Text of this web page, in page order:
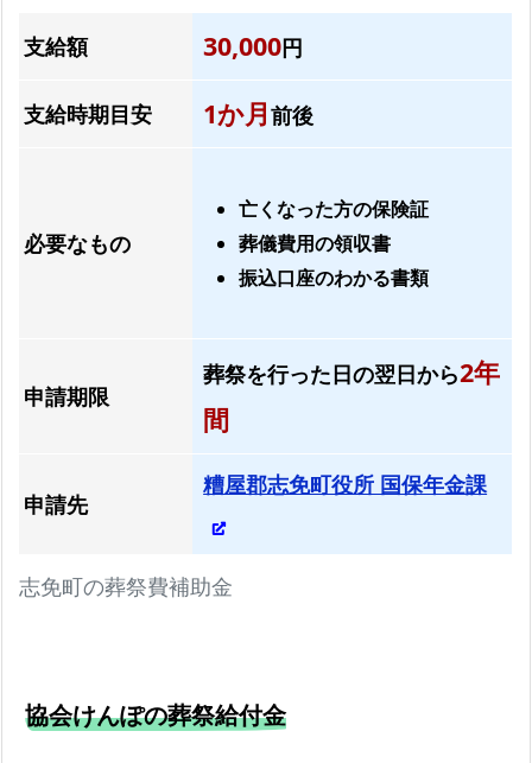
と
安
く！
各
プ
ン
の
比
と
総
額
金
て
ご
資
志免町の葬祭費補助金
支給額 30,000円
支給時期目安 1か月前後
必要なもの
亡くなった方の保険証
葬儀費用の領収書
振込口座のわかる書類
申請期限
葬祭を行った日の翌日から2年
間
申請先
糟屋郡志免町役所 国保年金課
協会けんぽの葬祭給付金